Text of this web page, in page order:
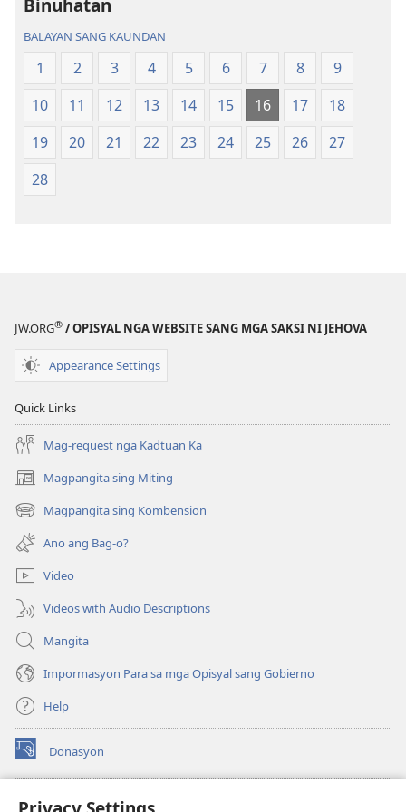
nga
Badbad
sang
Balaan
nga
Badbad
sang
Balaan
nga
Kasulatan
BALAYAN SANG KAUNDAN
1 2 3 4 5 6 7 8
9
10
11 12 13 14 15 16 17
18
19
20 21 22 23 24 25 26
27
28
JW.ORG® / OPISYAL NGA WEBSITE SANG MGA SAKSI NI JEHOVA
Appearance Settings
Quick Links
Mag-request nga Kadtuan Ka
Magpangita sing Miting
(opens
new
window)
Magpangita sing Kombension
(opens
new
window)
Ano ang Bag-o?
Video
Videos with Audio Descriptions
Mangita
Impormasyon Para sa mga Opisyal sang Gobierno
Help
Donasyon
(opens
new
Watchtower ONLINE LIBRARY™